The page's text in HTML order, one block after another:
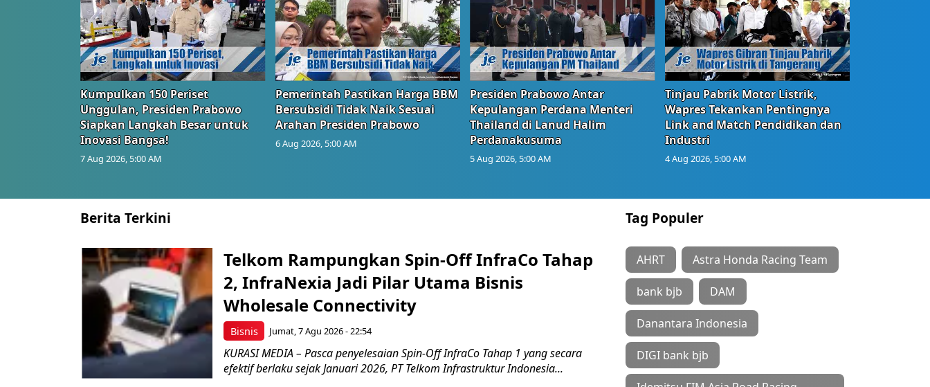
Kumpulkan 150 Periset
Unggulan, Presiden Prabowo
Siapkan Langkah Besar untuk
Inovasi Bangsa!
7 Aug 2026, 5:00 AM
Pemerintah Pastikan Harga BBM
Bersubsidi Tidak Naik Sesuai
Arahan Presiden Prabowo
6 Aug 2026, 5:00 AM
Presiden Prabowo Antar
Kepulangan Perdana Menteri
Thailand di Lanud Halim
Perdanakusuma
5 Aug 2026, 5:00 AM
Tinjau Pabrik Motor Listrik,
Wapres Tekankan Pentingnya
Link and Match Pendidikan dan
Industri
4 Aug 2026, 5:00 AM
Berita Terkini
Bisnis
Telkom Rampungkan Spin-Off InfraCo Tahap
2, InfraNexia Jadi Pilar Utama Bisnis
Wholesale Connectivity
Jumat, 7 Agu 2026 - 22:54
KURASI MEDIA – Pasca penyelesaian Spin-Off InfraCo Tahap 1 yang secara
efektif berlaku sejak Januari 2026, PT Telkom Infrastruktur Indonesia...
Tag Populer
AHRT Astra Honda Racing Team
bank bjb DAM
Danantara Indonesia
DIGI bank bjb